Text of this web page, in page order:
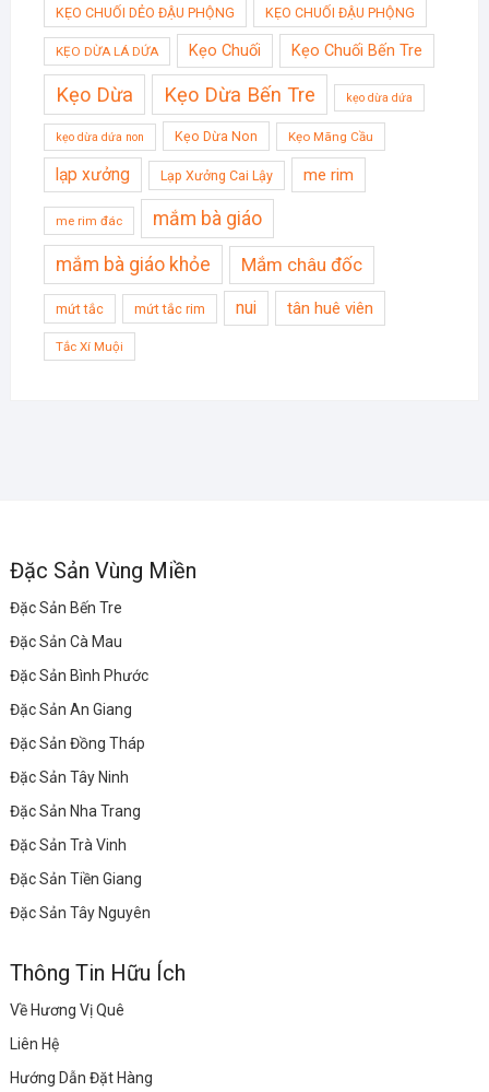
KẸO CHUỐI DẺO ĐẬU PHỘNG KẸO CHUỐI ĐẬU PHỘNG
KẸO DỪA LÁ DỨA Kẹo Chuối Kẹo Chuối Bến Tre
Kẹo Dừa Kẹo Dừa Bến Tre kẹo dừa dứa
kẹo dừa dứa non Kẹo Dừa Non Kẹo Mãng Cầu
lạp xưởng Lạp Xưởng Cai Lậy me rim
me rim đác mắm bà giáo
mắm bà giáo khỏe Mắm châu đốc
mứt tắc mứt tắc rim nui tân huê viên
Tắc Xí Muội
Đặc Sản Vùng Miền
Đặc Sản Bến Tre
Đặc Sản Cà Mau
Đặc Sản Bình Phước
Đặc Sản An Giang
Đặc Sản Đồng Tháp
Đặc Sản Tây Ninh
Đặc Sản Nha Trang
Đặc Sản Trà Vinh
Đặc Sản Tiền Giang
Đặc Sản Tây Nguyên
Thông Tin Hữu Ích
Về Hương Vị Quê
Liên Hệ
Hướng Dẫn Đặt Hàng